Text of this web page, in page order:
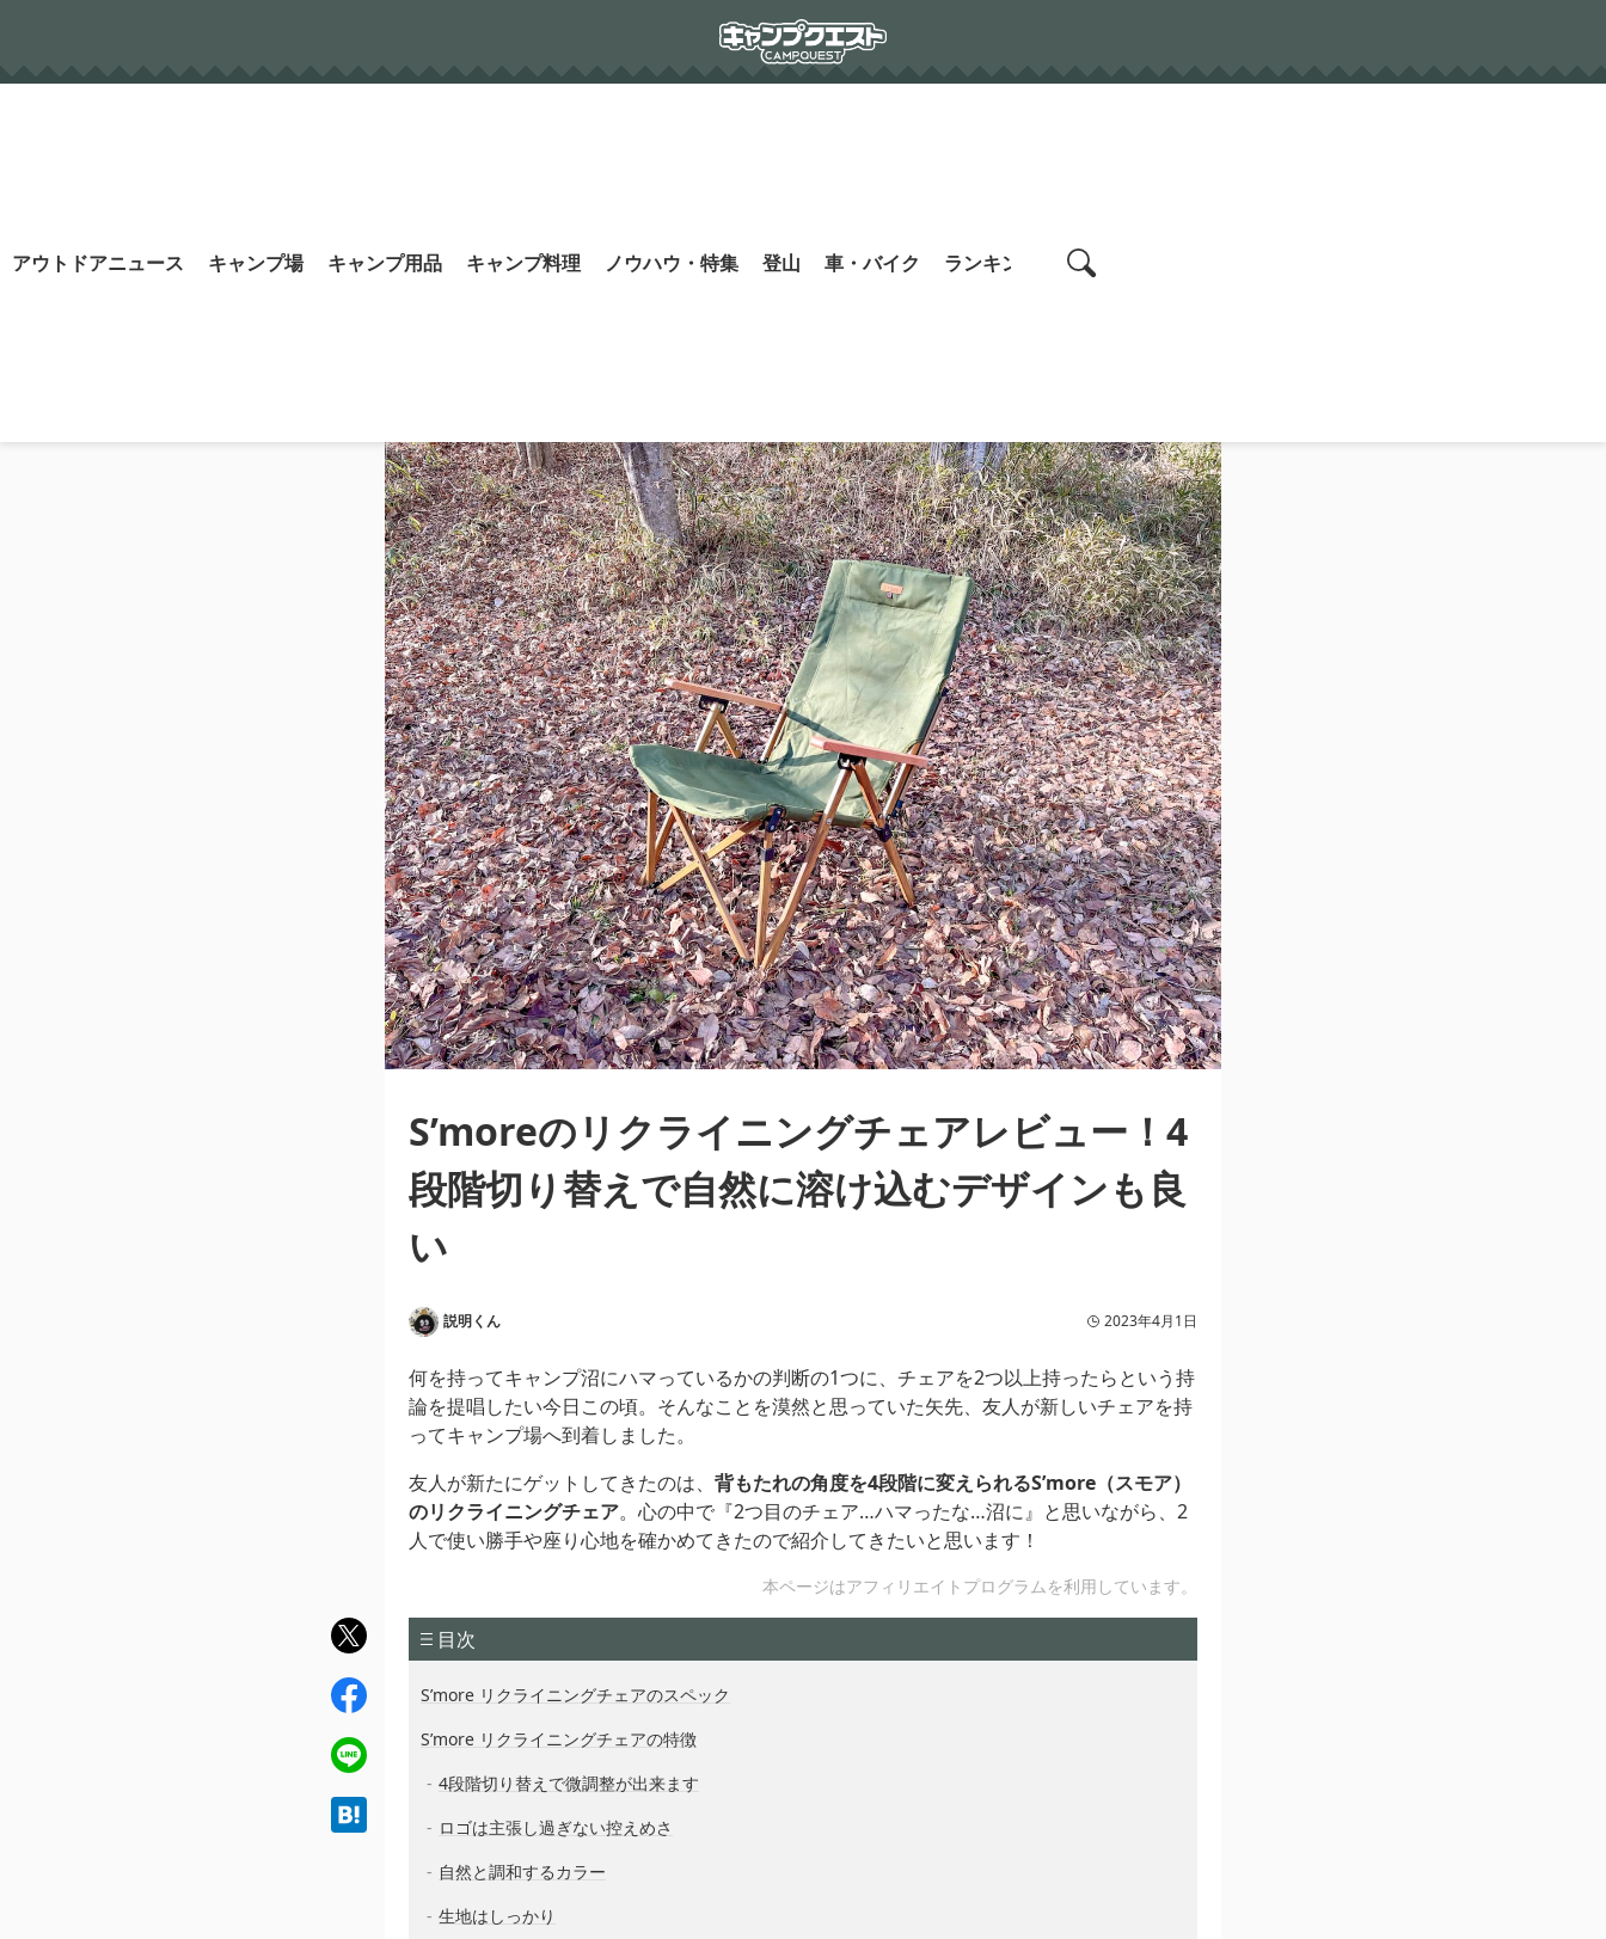
アウトドアニュース キャンプ場 キャンプ用品 キャンプ料理 ノウハウ・特集 登山 車・バイク ランキング search
Search
S’moreのリクライニングチェアレビュー！4
段階切り替えで自然に溶け込むデザインも良
い
説明くん 2023年4月1日
何を持ってキャンプ沼にハマっているかの判断の1つに、チェアを2つ以上持ったらという持
論を提唱したい今日この頃。そんなことを漠然と思っていた矢先、友人が新しいチェアを持
ってキャンプ場へ到着しました。
友人が新たにゲットしてきたのは、 背もたれの角度を4段階に変えられるS’more（スモア）
のリクライニングチェア。心の中で『2つ目のチェア…ハマったな…沼に』と思いながら、2
人で使い勝手や座り心地を確かめてきたので紹介してきたいと思います！
本ページはアフィリエイトプログラムを利用しています。
目次
S’more リクライニングチェアのスペック
S’more リクライニングチェアの特徴
4段階切り替えで微調整が出来ます
ロゴは主張し過ぎない控えめさ
自然と調和するカラー
生地はしっかり
twit
ter
fac
ebo
ok
line
hat
ena